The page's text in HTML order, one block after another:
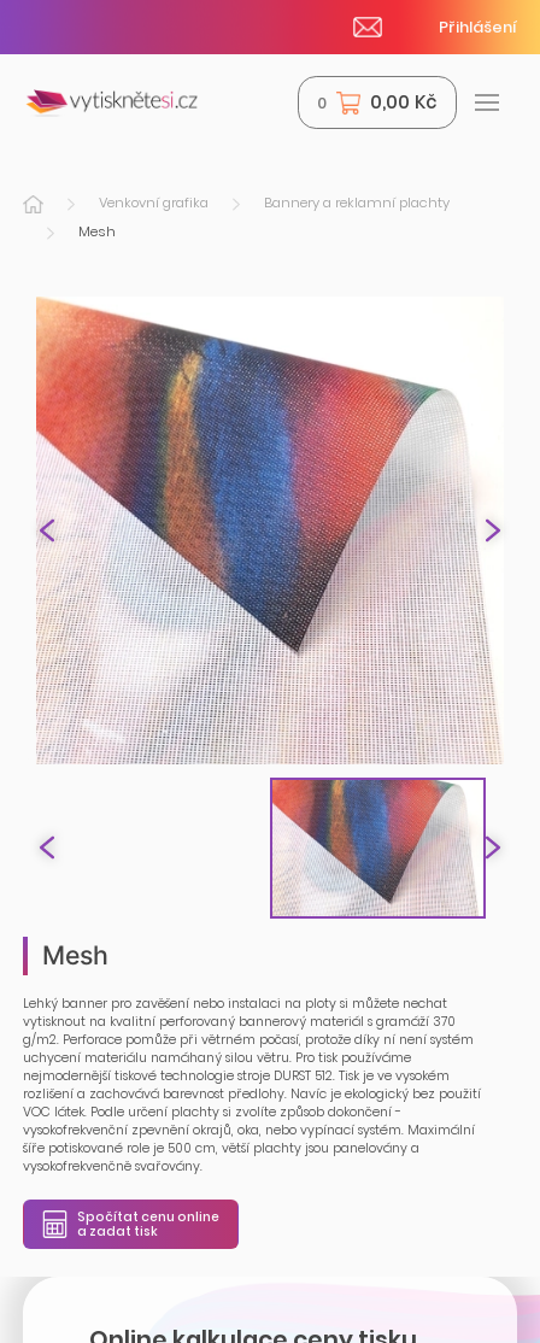
Přihlášení
0 0,00 Kč
Venkovní grafika
Bannery a reklamní plachty
Mesh
Mesh
Lehký banner pro zavěšení nebo instalaci na ploty si můžete nechat
vytisknout na kvalitní perforovaný bannerový materiál s gramáží 370
g/m2. Perforace pomůže při větrném počasí, protože díky ní není systém
uchycení materiálu namáhaný silou větru. Pro tisk používáme
nejmodernější tiskové technologie stroje DURST 512. Tisk je ve vysokém
rozlišení a zachovává barevnost předlohy. Navíc je ekologický bez použití
VOC látek. Podle určení plachty si zvolíte způsob dokončení -
vysokofrekvenční zpevnění okrajů, oka, nebo vypínací systém. Maximální
šíře potiskované role je 500 cm, větší plachty jsou panelovány a
vysokofrekvenčně svařovány.
Spočítat cenu online
a zadat tisk